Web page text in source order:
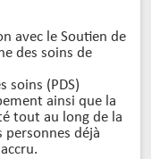
avec le Soutien de
des soins de
soins (PDS)
ainsi que la
tout au long de la
personnes déjà